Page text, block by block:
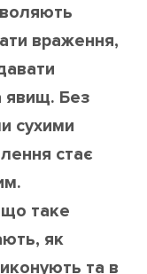
враження,
явищ. Без
сухими
стає
що таке
як
та в